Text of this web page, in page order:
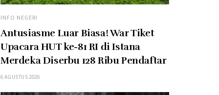
INFO NEGERI
Antusiasme Luar Biasa! War Tiket
Upacara HUT ke-81 RI di Istana
Merdeka Diserbu 128 Ribu Pendaftar
6 AGUSTUS 2026